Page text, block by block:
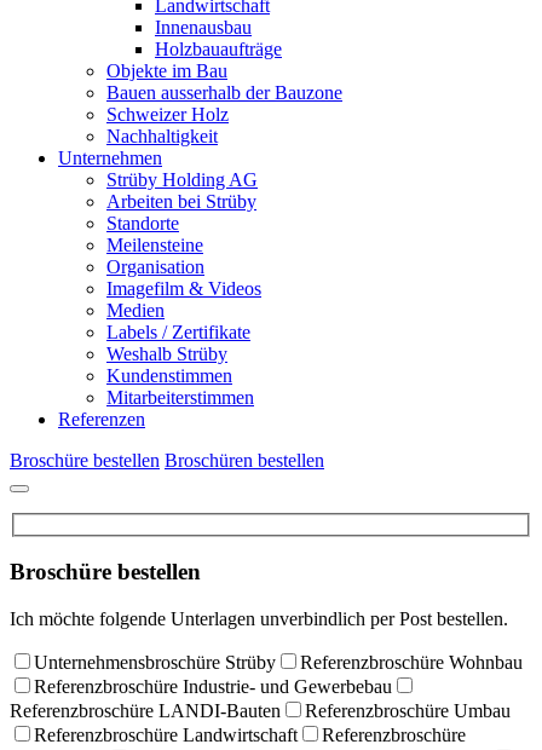
Landwirtschaft
Innenausbau
Holzbauaufträge
Objekte im Bau
Bauen ausserhalb der Bauzone
Schweizer Holz
Nachhaltigkeit
Unternehmen
Strüby Holding AG
Arbeiten bei Strüby
Standorte
Meilensteine
Organisation
Imagefilm & Videos
Medien
Labels / Zertifikate
Weshalb Strüby
Kundenstimmen
Mitarbeiterstimmen
Referenzen
Broschüre bestellen Broschüren bestellen
Broschüre bestellen
Ich möchte folgende Unterlagen unverbindlich per Post bestellen.
Unternehmensbroschüre Strüby
Referenzbroschüre Wohnbau
Referenzbroschüre Industrie- und Gewerbebau
Referenzbroschüre LANDI-Bauten
Referenzbroschüre Umbau
Referenzbroschüre Landwirtschaft
Referenzbroschüre